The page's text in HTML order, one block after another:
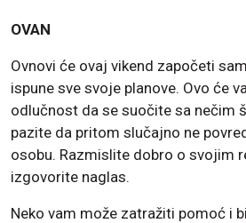
OVAN
Ovnovi će ovaj vikend započeti
ispune sve svoje planove. Ovo će
odlučnost da se suočite sa nečim
pazite da pritom slučajno ne
osobu. Razmislite dobro o svojim
izgovorite naglas.
Neko vam može zatražiti pomoć i